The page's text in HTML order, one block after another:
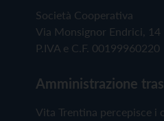
Società Cooperativa
Via Monsignor Endrici, 14
P.IVA e C.F. 00199960220
Amministrazione
Vita Trentina percepisce